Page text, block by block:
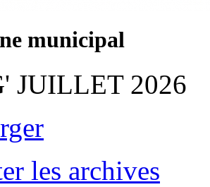
municipal
JUILLET 2026
les archives